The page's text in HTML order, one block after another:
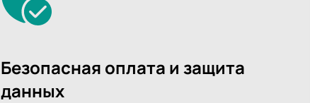
Безопасная оплата и защита
данных